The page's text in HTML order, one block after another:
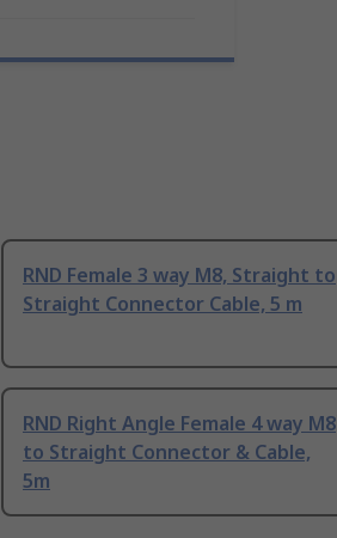
RND Female 3 way M8, Straight to
Straight Connector Cable, 5 m
RND Right Angle Female 4 way M8
to Straight Connector & Cable,
5m